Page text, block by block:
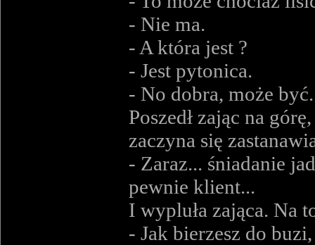
- Nie ma.
- A która jest ?
- Jest pytonica.
- No dobra, może być.
Poszedł zając na
zaczyna się
- Zaraz... śniadanie
pewnie klient...
I wypluła zająca. Na
- Jak bierzesz do